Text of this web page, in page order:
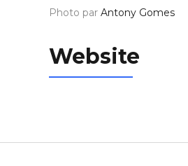
Photo par Antony Gomes
Website